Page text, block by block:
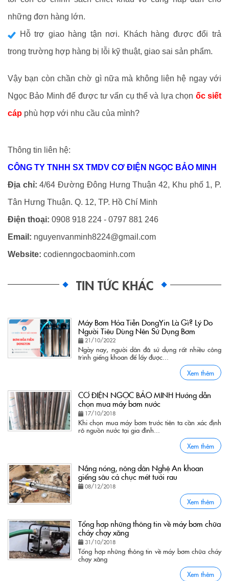
những đơn hàng lớn.
Hỗ trợ giao hàng tận nơi. Khách hàng được đổi trả
trong trường hợp hàng bị lỗi kỹ thuật, giao sai sản phẩm.
Vậy bạn còn chần chờ gì nữa mà không liên hệ ngay với
Ngọc Bảo Minh để được tư vấn cụ thể và lựa chọn ốc siết
cáp phù hợp với nhu cầu của mình?
Thông tin liên hệ:
CÔNG TY TNHH SX TMDV CƠ ĐIỆN NGỌC BẢO MINH
Địa chỉ: 4/64 Đường Đông Hưng Thuận 42, Khu phố 1, P.
Tân Hưng Thuận. Q. 12, TP. Hồ Chí Minh
Điện thoại: 0908 918 224 - 0797 881 246
Email: nguyenvanminh8224@gmail.com
Website: codienngocbaominh.com
TIN TỨC KHÁC
Máy Bơm Hỏa Tiễn DongYin Là Gì? Lý Do
Người Tiêu Dùng Nên Sử Dụng Bơm
21/10/2022
Ngày nay, người dân đã sử dụng rất nhiều công
trình giếng khoan để lấy được...
Xem thêm
CƠ ĐIỆN NGỌC BẢO MINH Hướng dẫn
chọn mua máy bơm nước
17/10/2018
Khi chọn mua máy bơm trước tiên ta cần xác định
rõ nguồn nước tại gia đình...
Xem thêm
Nắng nóng, nông dân Nghệ An khoan
giếng sâu cả chục mét tưới rau
08/12/2018
Xem thêm
Tổng hợp những thông tin về máy bơm chữa
cháy chạy xăng
31/10/2018
Tổng hợp những thông tin về máy bơm chữa cháy
chạy xăng
Xem thêm